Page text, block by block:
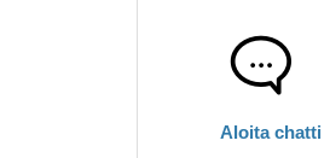
Aloita chatti